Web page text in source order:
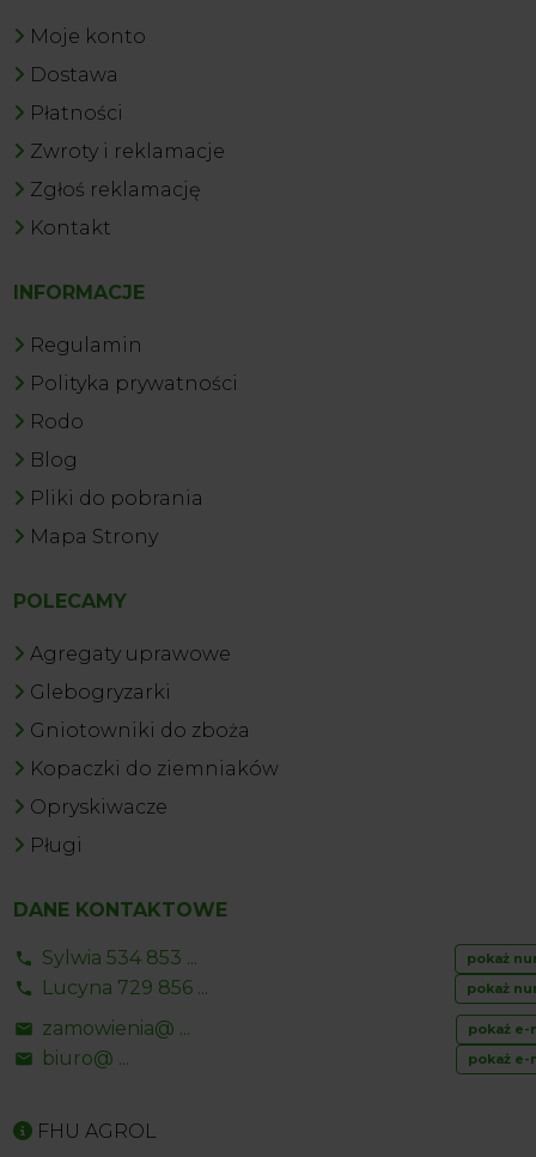
Moje konto
Dostawa
Płatności
Zwroty i reklamacje
Zgłoś reklamację
Kontakt
INFORMACJE
Regulamin
Polityka prywatności
Rodo
Blog
Pliki do pobrania
Mapa Strony
POLECAMY
Agregaty uprawowe
Glebogryzarki
Gniotowniki do zboża
Kopaczki do ziemniaków
Opryskiwacze
Pługi
DANE KONTAKTOWE
Sylwia 534 853 ... pokaż
Lucyna 729 856 ... pokaż
zamowienia@ ... pokaż e-
biuro@ ... pokaż e-
FHU AGROL